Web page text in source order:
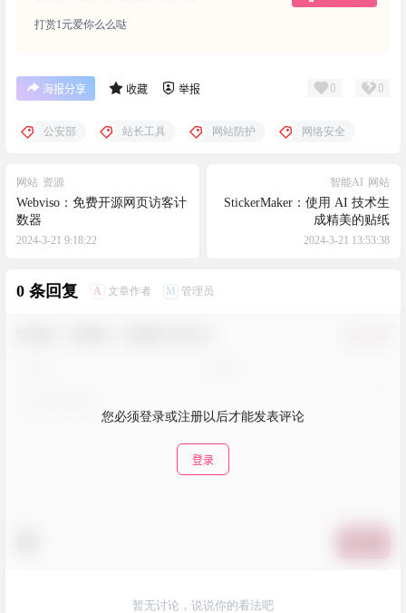
打赏1元爱你么么哒
海报分享 收藏 举报 0 0
公安部 站长工具 网站防护 网络安全
网站 资源
Webviso：免费开源网页访客计
数器
2024-3-21 9:18:22
智能AI 网站
StickerMaker：使用 AI 技术生
成精美的贴纸
2024-3-21 13:53:38
0 条回复 A 文章作者 M 管理员
您必须登录或注册以后才能发表评论
登录
暂无讨论，说说你的看法吧